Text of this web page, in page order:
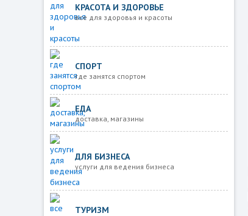
КРАСОТА И ЗДОРОВЬЕ
все для здоровья и красоты
СПОРТ
где занятся спортом
ЕДА
доставка, магазины
ДЛЯ БИЗНЕСА
услуги для ведения бизнеса
ТУРИЗМ